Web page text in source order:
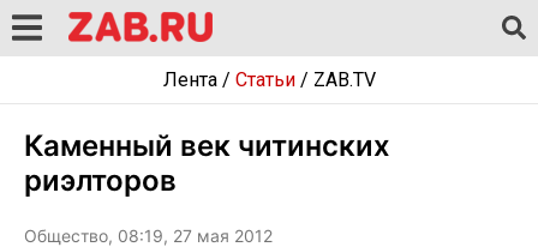
Лента/ Статьи/ ZAB.TV
Каменный век читинских
риэлторов
Общество, 08:19, 27 мая 2012